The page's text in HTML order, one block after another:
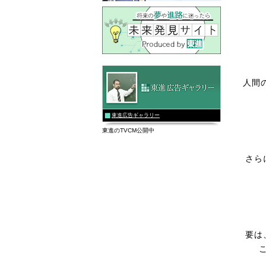
人間
さら
要は
東進広告ギャラリー
東進のTVCM公開中